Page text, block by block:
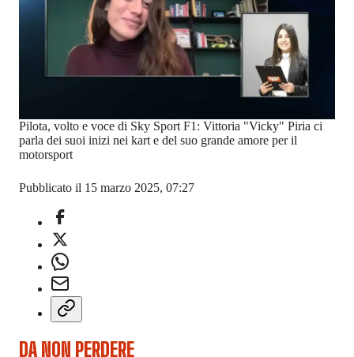
Pilota, volto e voce di Sky Sport F1: Vittoria "Vicky" Piria ci
parla dei suoi inizi nei kart e del suo grande amore per il
motorsport
Pubblicato il 15 marzo 2025, 07:27
DA NON PERDERE